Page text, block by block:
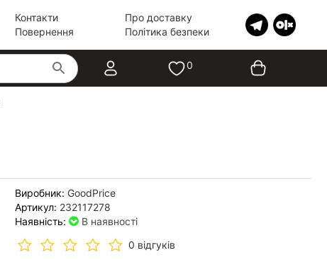
Контакти
Повернення
Про доставку
Політика безпеки
0
Виробник: GoodPrice
Артикул: 232117278
Наявність:
В наявності
0 відгуків